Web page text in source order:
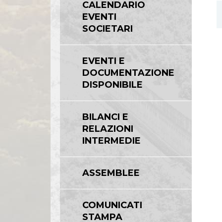
CALENDARIO
EVENTI
SOCIETARI
EVENTI E
DOCUMENTAZIONE
DISPONIBILE
BILANCI E
RELAZIONI
INTERMEDIE
ASSEMBLEE
COMUNICATI
STAMPA